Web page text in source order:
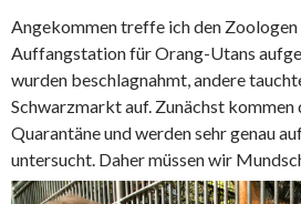
Angekommen treffe ich den Zoologen
Auffangstation für Orang-Utans
wurden beschlagnahmt, andere
Schwarzmarkt auf. Zunächst kommen
Quarantäne und werden sehr genau
untersucht. Daher müssen wir